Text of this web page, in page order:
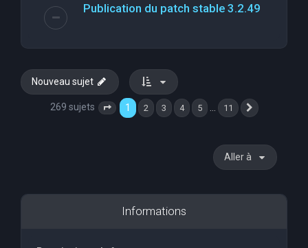
Publication du patch stable 3.2.49
Nouveau sujet
269 sujets Page 1 sur 11
1 2 3 4 5 11
Aller à
Informations